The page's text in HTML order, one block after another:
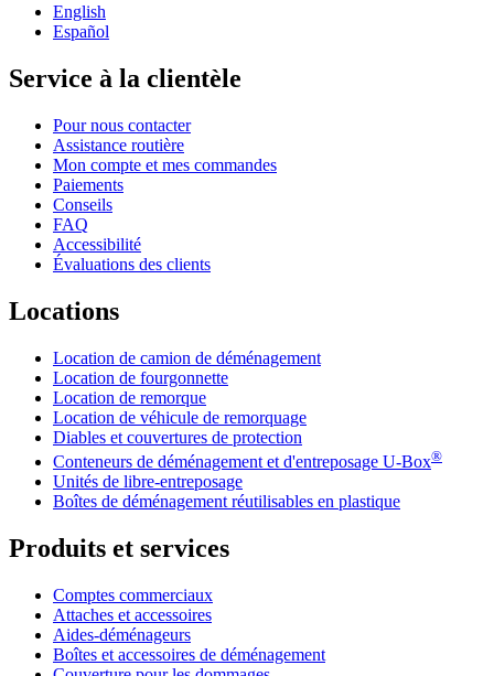
English
Español
Service à la clientèle
Pour nous contacter
Assistance routière
Mon compte et mes commandes
Paiements
Conseils
FAQ
Accessibilité
Évaluations des clients
Locations
Location de camion de déménagement
Location de fourgonnette
Location de remorque
Location de véhicule de remorquage
Diables et couvertures de protection
Conteneurs de déménagement et d'entreposage U-Box®
Unités de libre-entreposage
Boîtes de déménagement réutilisables en plastique
Produits et services
Comptes commerciaux
Attaches et accessoires
Aides-déménageurs
Boîtes et accessoires de déménagement